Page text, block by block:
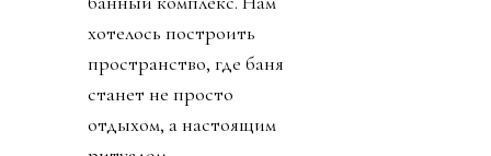
хотелось построить
пространство, где баня
станет не просто
отдыхом, а настоящим